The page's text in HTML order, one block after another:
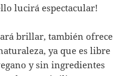
lucirá espectacular!
brillar, también ofrece
ya que es libre
y sin ingredientes